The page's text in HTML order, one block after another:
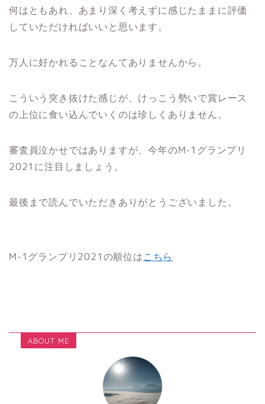
何はともあれ、あまり深く考えずに感じたままに評価
していただければいいと思います。
万人に好かれることなんてありませんから。
こういう突き抜けた感じが、けっこう勢いで賞レース
の上位に食い込んでいくのは珍しくありません。
審査員泣かせではありますが、今年のM-1グランプリ
2021に注目しましょう。
最後まで読んでいただきありがとうございました。
M-1グランプリ2021の順位はこちら
ABOUT ME